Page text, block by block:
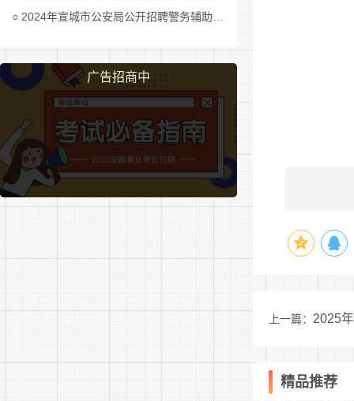
2024年宣城市公安局公开招聘警务辅助人员公告
广告招商中
主要测
正确判断
断和理解
3、数
上一篇： 2025
民警察专业科
精品推荐